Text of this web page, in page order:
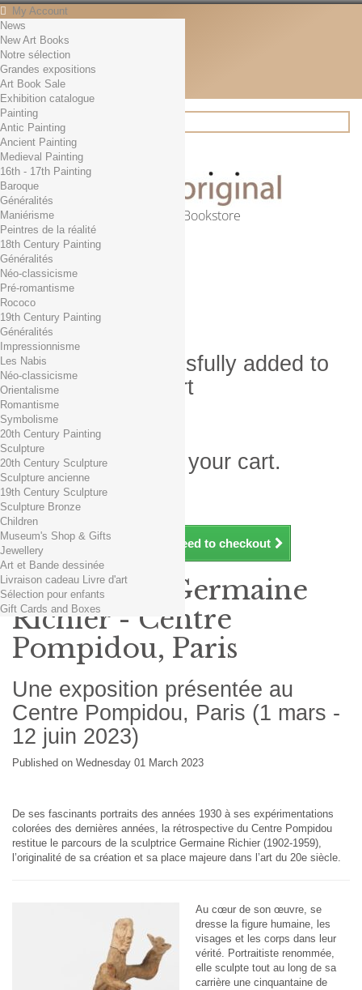
My Account
Contact
English
English
Français
News
Search
Online Art Bookstore
Cart (empty)
No products
Free shipping!
0,00 € Total
Check out
Product successfully added to
your shopping cart
Quantity
Total
There is 1 item in your cart.
Total products (tax incl.)
Total shipping TTC
Total (tax incl.)
Continue shopping Proceed to checkout
News
New Art Books
Notre sélection
Grandes expositions
Art Book Sale
Exhibition catalogue
Painting
Antic Painting
Ancient Painting
Medieval Painting
16th - 17th Painting
Baroque
Généralités
Maniérisme
Peintres de la réalité
18th Century Painting
Généralités
Néo-classicisme
Pré-romantisme
Rococo
19th Century Painting
Généralités
Impressionnisme
Les Nabis
Néo-classicisme
Orientalisme
Romantisme
Symbolisme
20th Century Painting
Sculpture
20th Century Sculpture
Sculpture ancienne
19th Century Sculpture
Sculpture Bronze
Children
Museum's Shop & Gifts
Jewellery
Art et Bande dessinée
Livraison cadeau Livre d'art
Sélection pour enfants
Gift Cards and Boxes
Exposition Germaine
Richier - Centre
Pompidou, Paris
Une exposition présentée au
Centre Pompidou, Paris (1 mars -
12 juin 2023)
Published on Wednesday 01 March 2023
De ses fascinants portraits des années 1930 à ses expérimentations
colorées des dernières années, la rétrospective du Centre Pompidou
restitue le parcours de la sculptrice Germaine Richier (1902-1959),
l’originalité de sa création et sa place majeure dans l’art du 20e siècle.
Au cœur de son œuvre, se
dresse la figure humaine, les
visages et les corps dans leur
vérité. Portraitiste renommée,
elle sculpte tout au long de sa
carrière une cinquantaine de